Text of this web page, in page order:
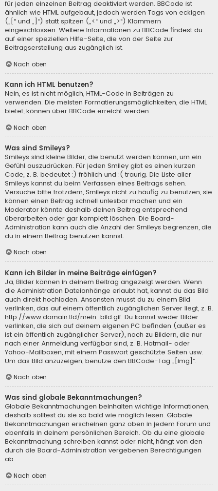
für jeden einzelnen Beitrag deaktiviert werden. BBCode ist
ähnlich wie HTML aufgebaut, jedoch werden Tags von eckigen
(„[“ und „]“) statt spitzen („<“ und „>“) Klammern
eingeschlossen. Weitere Informationen zu BBCode findest du
auf einer speziellen Hilfe-Seite, die von der Seite zur
Beitragserstellung aus zugänglich ist.
Nach oben
Kann ich HTML benutzen?
Nein, es ist nicht möglich, HTML-Code in Beiträgen zu
verwenden. Die meisten Formatierungsmöglichkeiten, die HTML
bietet, können über BBCode erreicht werden.
Nach oben
Was sind Smileys?
Smileys sind kleine Bilder, die benutzt werden können, um ein
Gefühl auszudrücken. Für jeden Smiley gibt es einen kurzen
Code, z. B. bedeutet :) fröhlich und :( traurig. Die Liste aller
Smileys kannst du beim Verfassen eines Beitrags sehen.
Versuche bitte trotzdem, Smileys nicht zu häufig zu benutzen, sie
können einen Beitrag schnell unlesbar machen und ein
Moderator könnte deshalb deinen Beitrag entsprechend
überarbeiten oder gar komplett löschen. Die Board-
Administration kann auch die Anzahl der Smileys begrenzen, die
du in einem Beitrag benutzen kannst.
Nach oben
Kann ich Bilder in meine Beiträge einfügen?
Ja, Bilder können in deinem Beitrag angezeigt werden. Wenn
die Administration Dateianhänge erlaubt hat, kannst du das Bild
auch direkt hochladen. Ansonsten musst du zu einem Bild
verlinken, das auf einem öffentlich zugänglichen Server liegt, z. B.
http://www.domain.tld/mein-bild.gif. Du kannst weder Bilder
verlinken, die sich auf deinem eigenen PC befinden (außer es
ist ein öffentlich zugänglicher Server), noch zu Bildern, die nur
nach einer Anmeldung verfügbar sind, z. B. Hotmail- oder
Yahoo-Mailboxen, mit einem Passwort geschützte Seiten usw.
Um das Bild anzuzeigen, benutze den BBCode-Tag „[img]“.
Nach oben
Was sind globale Bekanntmachungen?
Globale Bekanntmachungen beinhalten wichtige Informationen,
deshalb solltest du sie so bald wie möglich lesen. Globale
Bekanntmachungen erscheinen ganz oben in jedem Forum und
ebenfalls in deinem persönlichen Bereich. Ob du eine globale
Bekanntmachung schreiben kannst oder nicht, hängt von den
durch die Board-Administration vergebenen Berechtigungen
ab.
Nach oben